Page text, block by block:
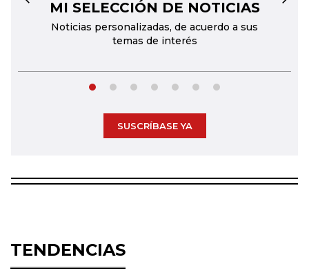
MI SELECCIÓN DE NOTICIAS
Noticias personalizadas, de acuerdo a sus
temas de interés
← →
SUSCRÍBASE YA
TENDENCIAS